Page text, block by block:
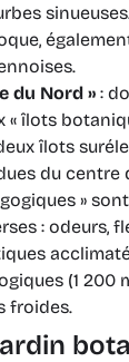
du Nord » :
« îlots
îlots
du centre
»
: odeurs,
(1 200
froides.